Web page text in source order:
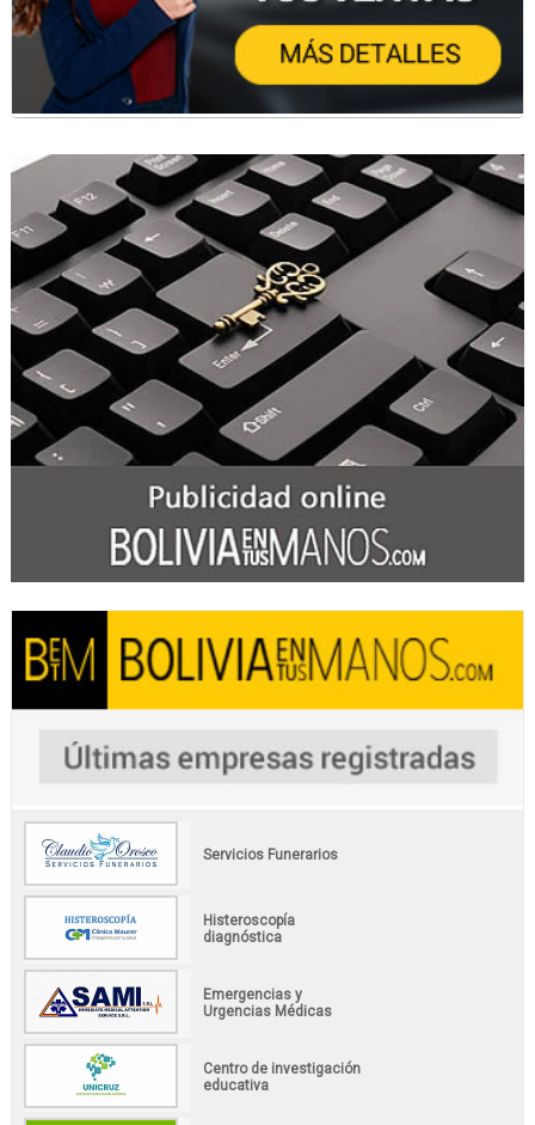
Servicios Funerarios
Histeroscopía
diagnóstica
Emergencias y
Urgencias Médicas
Centro de investigación
educativa